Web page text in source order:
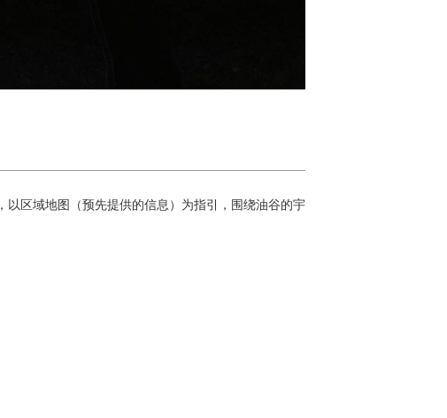
区域地图（预先提供的信息）为指引，围绕油谷的宇